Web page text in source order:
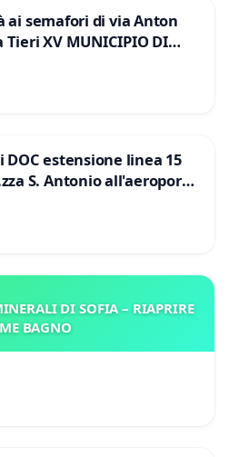
semafori di via Anton
XV MUNICIPIO DI
estensione linea 15
S. Antonio all'aeroporto
DI SOFIA – RIAPRIRE
BAGNO